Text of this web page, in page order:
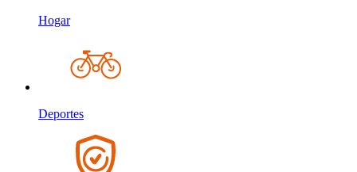
Hogar
Deportes